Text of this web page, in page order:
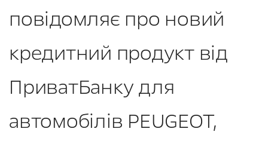
повідомляє про новий
кредитний продукт від
ПриватБанку для
автомобілів PEUGEOT,